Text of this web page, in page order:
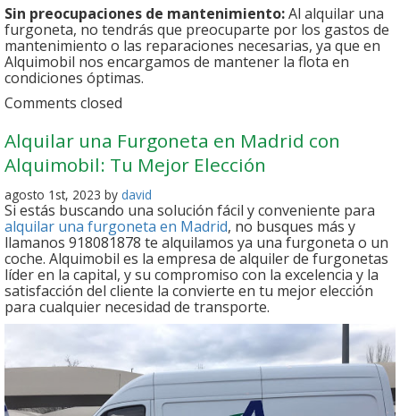
Sin preocupaciones de mantenimiento:Al alquilar una
furgoneta, no tendrás que preocuparte por los gastos de
mantenimiento o las reparaciones necesarias, ya que en
Alquimobil nos encargamos de mantener la flota en
condiciones óptimas.
Comments closed
Alquilar una Furgoneta en Madrid con
Alquimobil: Tu Mejor Elección
agosto 1st, 2023 by david
Si estás buscando una solución fácil y conveniente para
alquilar una furgoneta en Madrid, no busques más y
llamanos 918081878 te alquilamos ya una furgoneta o un
coche. Alquimobil es la empresa de alquiler de furgonetas
líder en la capital, y su compromiso con la excelencia y la
satisfacción del cliente la convierte en tu mejor elección
para cualquier necesidad de transporte.